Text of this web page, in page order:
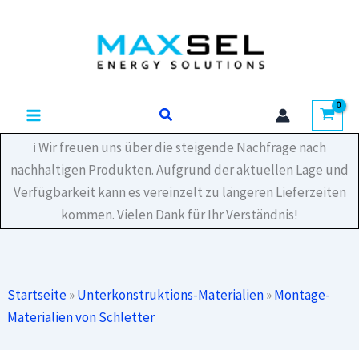
Suchen
ℹ️ Wir freuen uns über die steigende Nachfrage nach
nachhaltigen Produkten. Aufgrund der aktuellen Lage und
Verfügbarkeit kann es vereinzelt zu längeren Lieferzeiten
kommen. Vielen Dank für Ihr Verständnis!
Startseite»Unterkonstruktions-Materialien»Montage-
Materialien von Schletter